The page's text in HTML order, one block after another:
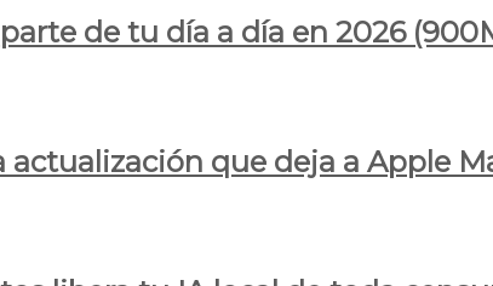
de tu día a día en 2026
que deja a Apple